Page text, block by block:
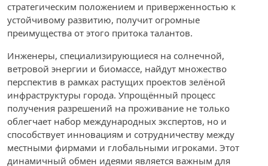
стратегическим положением и приверженностью к
устойчивому развитию, получит огромные
преимущества от этого притока талантов.
Инженеры, специализирующиеся на солнечной,
ветровой энергии и биомассе, найдут множество
перспектив в рамках растущих проектов зелёной
инфраструктуры города. Упрощённый процесс
получения разрешений на проживание не только
облегчает набор международных экспертов, но и
способствует инновациям и сотрудничеству между
местными фирмами и глобальными игроками. Этот
динамичный обмен идеями является важным для